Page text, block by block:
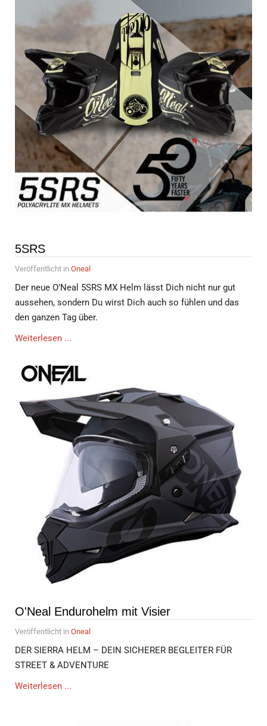
5SRS
Veröffentlicht in Oneal
Der neue O’Neal 5SRS MX Helm lässt Dich nicht nur gut
aussehen, sondern Du wirst Dich auch so fühlen und das
den ganzen Tag über.
Weiterlesen ...
O'Neal Endurohelm mit Visier
Veröffentlicht in Oneal
DER SIERRA HELM – DEIN SICHERER BEGLEITER FÜR
STREET & ADVENTURE
Weiterlesen ...